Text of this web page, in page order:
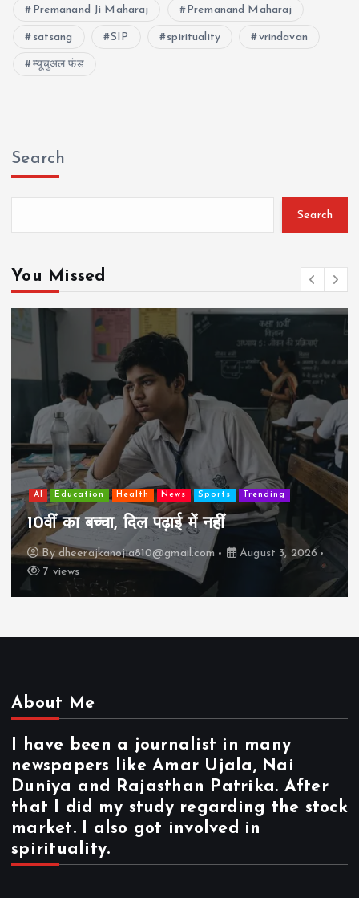
Premanand Ji Maharaj Premanand Maharaj
satsang SIP spirituality vrindavan
म्यूचुअल फंड
Search
Search
You Missed
2026
AI Education Lifestyle Mutual fund society
झुग्गी में रहने वाला 10,000 कमाने वाले
कैसे “बड़ा आदमी” बन सकता है?
Bydheerajkanojia810@gmail.com
August
17 views
About Me
I have been a journalist in many
newspapers like Amar Ujala, Nai
Duniya and Rajasthan Patrika. After
that I did my study regarding the stock
market. I also got involved in
spirituality.